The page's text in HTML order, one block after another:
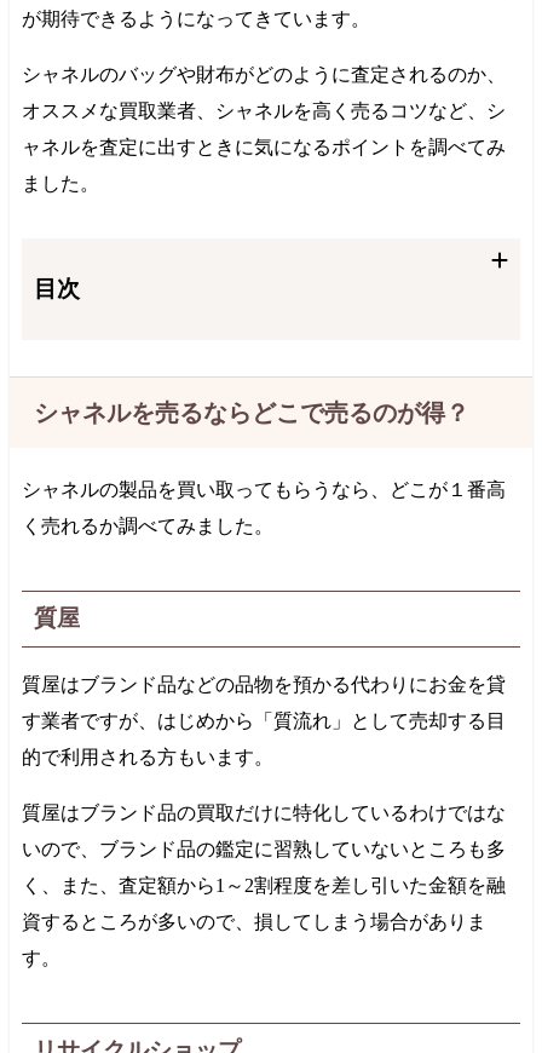
が期待できるようになってきています。
シャネルのバッグや財布がどのように査定されるのか、
オススメな買取業者、シャネルを高く売るコツなど、シ
ャネルを査定に出すときに気になるポイントを調べてみ
ました。
目次
シャネルを売るならどこで売るのが得？
シャネルの製品を買い取ってもらうなら、どこが１番高
く売れるか調べてみました。
質屋
質屋はブランド品などの品物を預かる代わりにお金を貸
す業者ですが、はじめから「質流れ」として売却する目
的で利用される方もいます。
質屋はブランド品の買取だけに特化しているわけではな
いので、ブランド品の鑑定に習熟していないところも多
く、また、査定額から1～2割程度を差し引いた金額を融
資するところが多いので、損してしまう場合がありま
す。